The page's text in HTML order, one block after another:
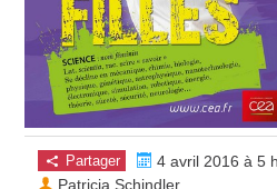
Partager 4 avril 2016 à 5
Patricia Schindler